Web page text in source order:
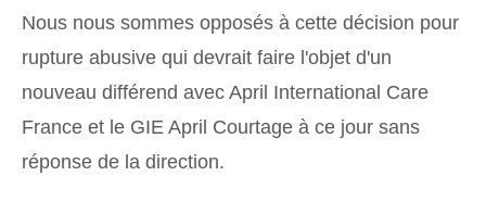
Nous nous sommes opposés à cette décision pour
rupture abusive qui devrait faire l'objet d'un
nouveau différend avec April International Care
France et le GIE April Courtage à ce jour sans
réponse de la direction.